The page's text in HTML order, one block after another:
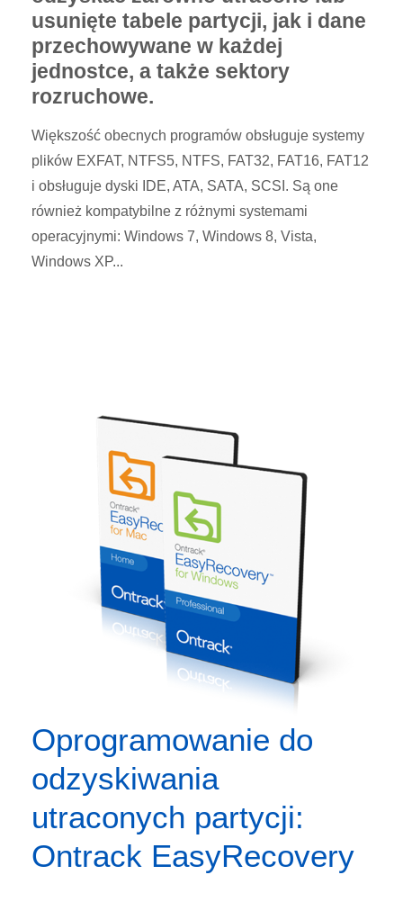
usunięte tabele partycji, jak i dane
przechowywane w każdej
jednostce, a także sektory
rozruchowe.
Większość obecnych programów obsługuje systemy
plików EXFAT, NTFS5, NTFS, FAT32, FAT16, FAT12
i obsługuje dyski IDE, ATA, SATA, SCSI. Są one
również kompatybilne z różnymi systemami
operacyjnymi: Windows 7, Windows 8, Vista,
Windows XP...
Oprogramowanie do
odzyskiwania
utraconych partycji:
Ontrack EasyRecovery